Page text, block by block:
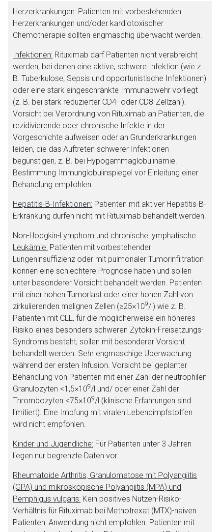
Herzerkrankungen: Patienten mit vorbestehenden
Herzerkrankungen und/oder kardiotoxischer
Chemotherapie sollten engmaschig überwacht werden.
Infektionen: Rituximab darf Patienten nicht verabreicht
werden, bei denen eine aktive, schwere Infektion (wie z.
B. Tuberkulose, Sepsis und opportunistische Infektionen)
oder eine stark eingeschränkte Immunabwehr vorliegt
(z. B. bei stark reduzierter CD4- oder CD8-Zellzahl).
Vorsicht bei Verordnung von Rituximab an Patienten, die
rezidivierende oder chronische Infekte in der
Vorgeschichte aufweisen oder an Grunderkrankungen
leiden, die das Auftreten schwerer Infektionen
begünstigen, z. B. bei Hypogammaglobulinämie.
Bestimmung Immunglobulinspiegel vor Einleitung einer
Behandlung empfohlen.
Hepatitis-B-Infektionen: Patienten mit aktiver Hepatitis-B-
Erkrankung dürfen nicht mit Rituximab behandelt werden.
Non-Hodgkin-Lymphom und chronische lymphatische
Leukämie: Patienten mit vorbestehender
Lungeninsuffizienz oder mit pulmonaler Tumorinfiltration
können eine schlechtere Prognose haben und sollen
unter besonderer Vorsicht behandelt werden. Patienten
mit einer hohen Tumorlast oder einer hohen Zahl von
zirkulierenden malignen Zellen (≥25×109/l) wie z. B.
Patienten mit CLL, für die möglicherweise ein höheres
Risiko eines besonders schweren Zytokin-Freisetzungs-
Syndroms besteht, sollen mit besonderer Vorsicht
behandelt werden. Sehr engmaschige Überwachung
während der ersten Infusion. Vorsicht bei geplanter
Behandlung von Patienten mit einer Zahl der neutrophilen
Granulozyten <1,5×109/l und/ oder einer Zahl der
Thrombozyten <75×109/l (klinische Erfahrungen sind
limitiert). Eine Impfung mit viralen Lebendimpfstoffen
wird nicht empfohlen.
Kinder und Jugendliche: Für Patienten unter 3 Jahren
liegen nur begrenzte Daten vor.
Rheumatoide Arthritis, Granulomatose mit Polyangiitis
(GPA) und mikroskopische Polyangiitis (MPA) und
Pemphigus vulgaris: Kein positives Nutzen-Risiko-
Verhältnis für Rituximab bei Methotrexat (MTX)-naiven
Patienten: Anwendung nicht empfohlen. Patienten mit